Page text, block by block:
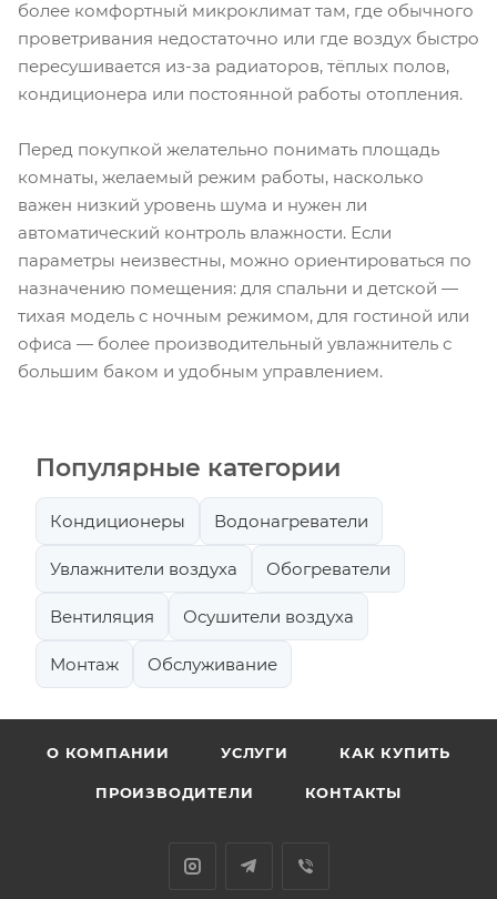
более комфортный микроклимат там, где обычного
проветривания недостаточно или где воздух быстро
пересушивается из-за радиаторов, тёплых полов,
кондиционера или постоянной работы отопления.
Перед покупкой желательно понимать площадь
комнаты, желаемый режим работы, насколько
важен низкий уровень шума и нужен ли
автоматический контроль влажности. Если
параметры неизвестны, можно ориентироваться по
назначению помещения: для спальни и детской —
тихая модель с ночным режимом, для гостиной или
офиса — более производительный увлажнитель с
большим баком и удобным управлением.
Популярные категории
Кондиционеры Водонагреватели
Увлажнители воздуха Обогреватели
Вентиляция Осушители воздуха
Монтаж Обслуживание
О КОМПАНИИ УСЛУГИ КАК КУПИТЬ
ПРОИЗВОДИТЕЛИ КОНТАКТЫ